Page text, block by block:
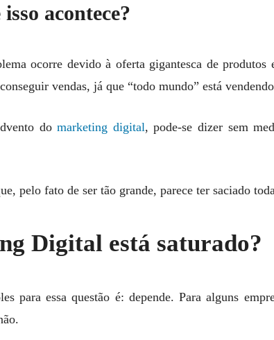
acontece?
ocorre devido à oferta gigantesca de produtos
vendas, já que “todo mundo” está
domarketing digital, pode-se dizer sem
pelo fato de ser tão grande, parece ter saciado
Digital está saturado?
para essa questão é: depende. Para alguns